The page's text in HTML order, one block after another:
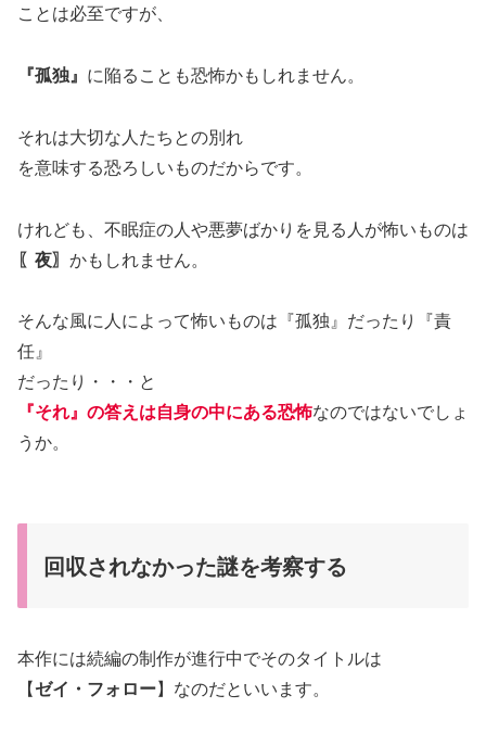
ことは必至ですが、
『孤独』 に陥ることも恐怖かもしれません。
それは大切な人たちとの別れ
を意味する恐ろしいものだからです。
けれども、不眠症の人や悪夢ばかりを見る人が怖いものは
〖夜〗 かもしれません。
そんな風に人によって怖いものは『孤独』だったり『責
任』
だったり・・・と
『それ』の答えは自身の中にある恐怖なのではないでしょ
うか。
回収されなかった謎を考察する
本作には続編の制作が進行中でそのタイトルは
【ゼイ・フォロー】なのだといいます。